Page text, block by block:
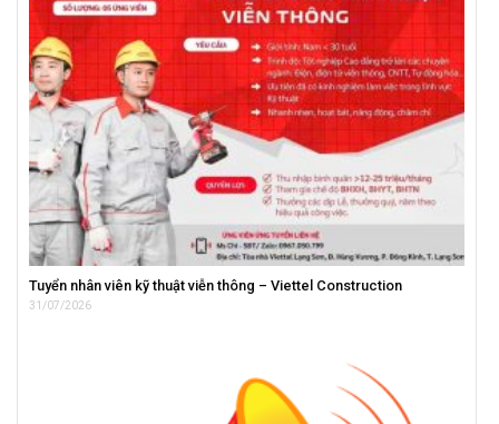
Tuyển nhân viên kỹ thuật viễn thông – Viettel Construction
31/07/2026